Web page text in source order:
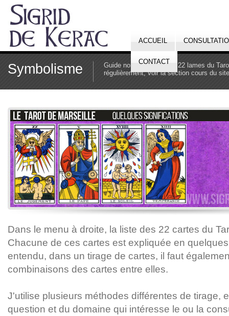
ACCUEIL
CONTACT
Symbolisme
Guide non exhaustif des 22 lames du
régulièrement, voir la section cours du
Dans le menu à droite, la liste des 22 cartes du
Chacune de ces cartes est expliquée en
entendu, dans un tirage de cartes, il faut
combinaisons des cartes entre elles.
J'utilise plusieurs méthodes différentes de tirage,
question et du domaine qui intéresse le ou la